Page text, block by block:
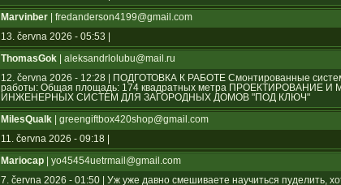
Marvinber | fredanderson4199@gmail.com
13. června 2026 - 05:53 |
ThomasGok | aleksandrlolubu@mail.ru
12. června 2026 - 12:28 | ПОДГОТОВКА К РАБОТЕ Смонтированные
работы: Общая площадь: 174 квадратных метра ПРОЕКТИРОВАНИЕ
ИНЖЕНЕРНЫХ СИСТЕМ ДЛЯ ЗАГОРОДНЫХ ДОМОВ "ПОД КЛЮЧ"
MilesQualk | greengiftbox420shop@gmail.com
11. června 2026 - 09:18 |
Mariocap | yo45454uеtrmail@gmail.com
7. června 2026 - 01:50 | Уж уже давно смешиваете научиться пуделить,